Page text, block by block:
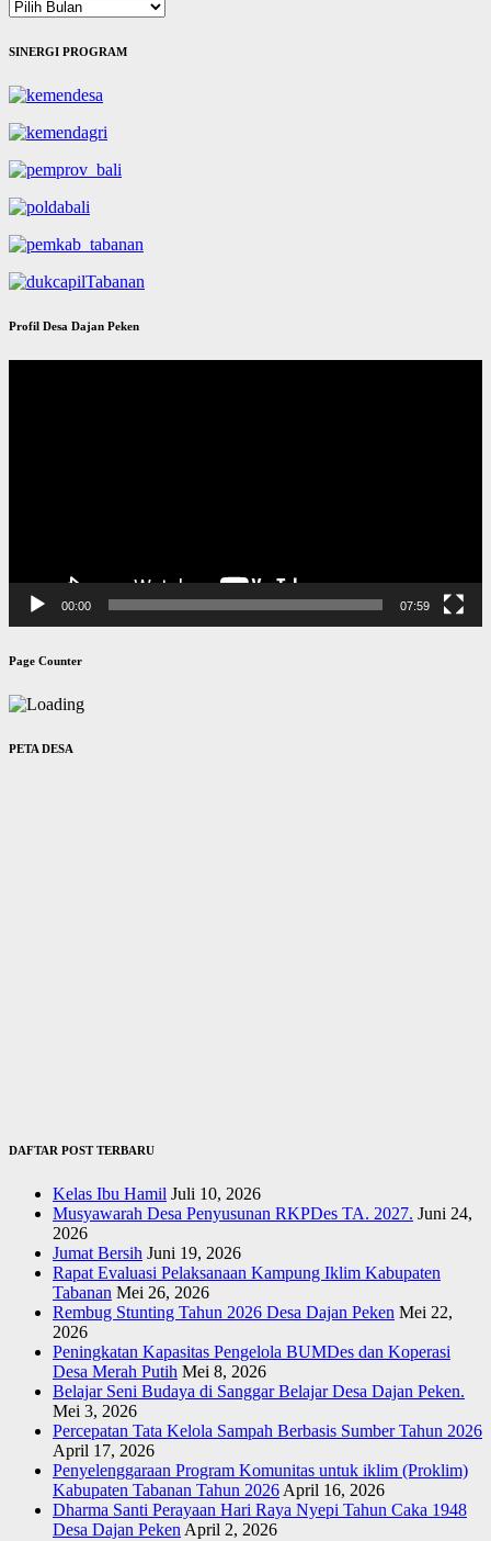
SINERGI PROGRAM
Profil Desa Dajan Peken
00:00 07:59
Page Counter
PETA DESA
DAFTAR POST TERBARU
Kelas Ibu Hamil Juli 10, 2026
Musyawarah Desa Penyusunan RKPDes TA. 2027. Juni 24,
2026
Jumat Bersih Juni 19, 2026
Rapat Evaluasi Pelaksanaan Kampung Iklim Kabupaten
Tabanan Mei 26, 2026
Rembug Stunting Tahun 2026 Desa Dajan Peken Mei 22,
2026
Peningkatan Kapasitas Pengelola BUMDes dan Koperasi
Desa Merah Putih Mei 8, 2026
Belajar Seni Budaya di Sanggar Belajar Desa Dajan Peken.
Mei 3, 2026
Percepatan Tata Kelola Sampah Berbasis Sumber Tahun 2026
April 17, 2026
Penyelenggaraan Program Komunitas untuk iklim (Proklim)
Kabupaten Tabanan Tahun 2026 April 16, 2026
Dharma Santi Perayaan Hari Raya Nyepi Tahun Caka 1948
Desa Dajan Peken April 2, 2026